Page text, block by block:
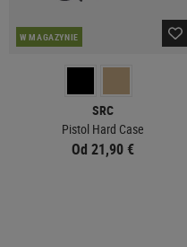
W MAGAZYNIE
SRC
Pistol Hard Case
Od 21,90 €